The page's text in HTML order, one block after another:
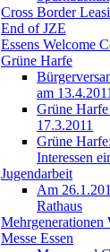
Cross Border
End of JZE
Essens Welcome
Grüne Harfe
am 13.4.2011
Grüne
17.3.2011
Grüne
Interessen
Jugendarbeit
Am
Rathaus
Mehrgenerationen
Messe Essen